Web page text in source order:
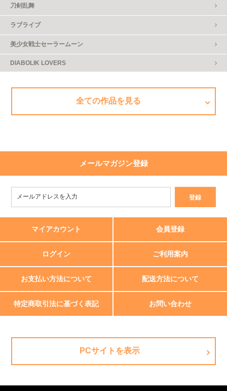
刀剣乱舞
ラブライブ
美少女戦士セーラームーン
DIABOLIK LOVERS
全ての作品を見る
メールマガジン登録
マイアカウント 会員登録
ログイン ご利用案内
お支払い方法について 配送方法について
特定商取引法に基づく表記 お問い合わせ
PCサイトを表示